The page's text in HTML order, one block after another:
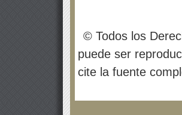
© Todos los
puede ser
cite la fuente